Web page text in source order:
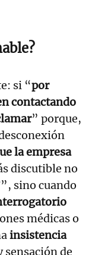
si “por
contactando
” porque,
la empresa
discutible no
sino cuando
médicas o
insistencia
sensación de